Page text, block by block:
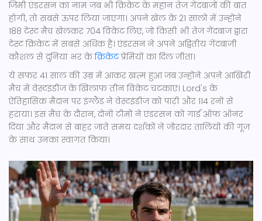
जिमी एंडरसन का नाम जब भी क्रिकेट के महान तेज गेंदबाजों की बात
होगी, तो सबसे ऊपर लिया जाएगा। अपने खेल के 21 सालों में उन्होंने
188 टेस्ट मैच खेलकर 704 विकेट लिए, जो किसी भी तेज गेंदबाज द्वारा
टेस्ट क्रिकेट में सबसे अधिक है। एंडरसन ने अपने अद्वितीय गेंदबाजी
कौशल से दुनिया भर केक्रिकेटप्रेमियों का दिल जीता।
ये सफर 41 साल की उम्र में आकर खत्म हुआ जब उन्होंने अपने आखिरी
मैच में वेस्टइंडीज के खिलाफ तीन विकेट चटकाए। Lord's के
ऐतिहासिक मैदान पर इंग्लैंड ने वेस्टइंडीज को पारी और 114 रनों से
हराया। इस मैच के दौरान, दोनों टीमों ने एंडरसन को गार्ड ऑफ ऑनर
दिया और मैदान से बाहर जाते समय दर्शकों ने जोरदार तालियों की गूंज
के साथ उनका स्वागत किया।